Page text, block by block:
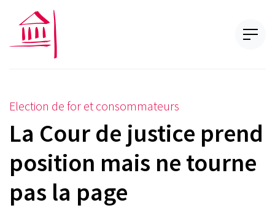
Election de for et consommateurs
La Cour de justice prend
position mais ne tourne
pas la page